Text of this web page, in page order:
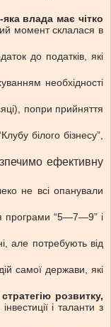
влада має чітко
момент склалася в
до податків, які
необхідності
попри прийняття
білого бізнесу”,
ефективну
не всі опанували
програми “5—7—9” і
але потребують від
самої держави, які
розвитку,
і таланти з